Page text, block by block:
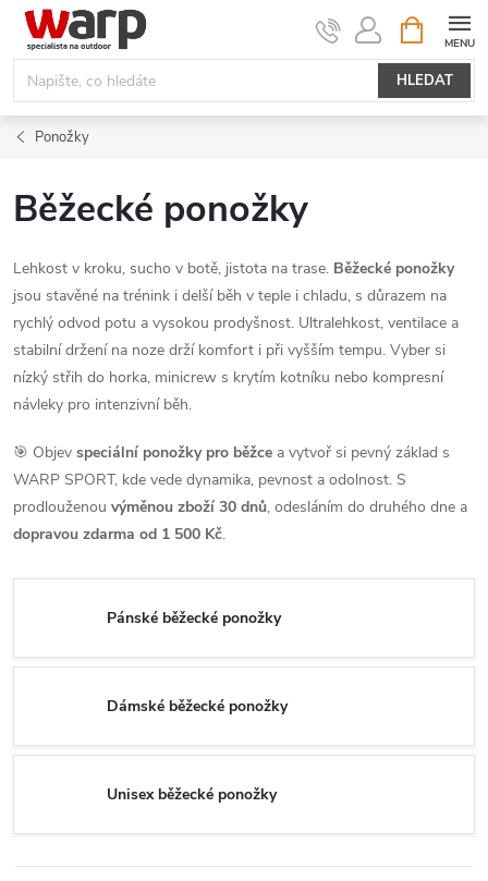
Přejít
obsah
HLEDAT
NÁKUPNÍ
KOŠÍK
Ponožky
Běžecké ponožky
Lehkost v kroku, sucho v botě, jistota na trase. Běžecké ponožky
jsou stavěné na trénink i delší běh v teple i chladu, s důrazem na
rychlý odvod potu a vysokou prodyšnost. Ultralehkost, ventilace a
stabilní držení na noze drží komfort i při vyšším tempu. Vyber si
nízký střih do horka, minicrew s krytím kotníku nebo kompresní
návleky pro intenzivní běh.
🎯 Objev speciální ponožky pro běžce a vytvoř si pevný základ s
WARP SPORT, kde vede dynamika, pevnost a odolnost. S
prodlouženou výměnou zboží 30 dnů, odesláním do druhého dne a
dopravou zdarma od 1 500 Kč.
Pánské běžecké ponožky
Dámské běžecké ponožky
Unisex běžecké ponožky